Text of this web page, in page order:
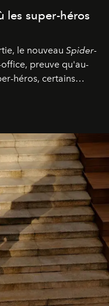
les super-héros
le nouveau Spider-
preuve qu'au-
héros, certains